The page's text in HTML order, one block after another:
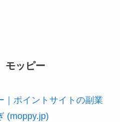
ッピー
｜ポイントサイトの副業
(moppy.jp)